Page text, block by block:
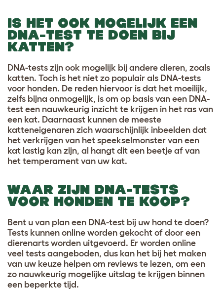
IS HET OOK MOGELIJK EEN
DNA-TEST TE DOEN BIJ
KATTEN?
DNA-tests zijn ook mogelijk bij andere dieren, zoals
katten. Toch is het niet zo populair als DNA-tests
voor honden. De reden hiervoor is dat het moeilijk,
zelfs bijna onmogelijk, is om op basis van een DNA-
test een nauwkeurig inzicht te krijgen in het ras van
een kat. Daarnaast kunnen de meeste
katteneigenaren zich waarschijnlijk inbeelden dat
het verkrijgen van het speekselmonster van een
kat lastig kan zijn, al hangt dit een beetje af van
het temperament van uw kat.
WAAR ZIJN DNA-TESTS
VOOR HONDEN TE KOOP?
Bent u van plan een DNA-test bij uw hond te doen?
Tests kunnen online worden gekocht of door een
dierenarts worden uitgevoerd. Er worden online
veel tests aangeboden, dus kan het bij het maken
van uw keuze helpen om reviews te lezen, om een
zo nauwkeurig mogelijke uitslag te krijgen binnen
een beperkte tijd.